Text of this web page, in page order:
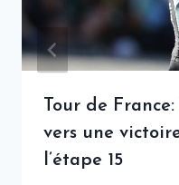
Tour de
vers une
l’étape 15